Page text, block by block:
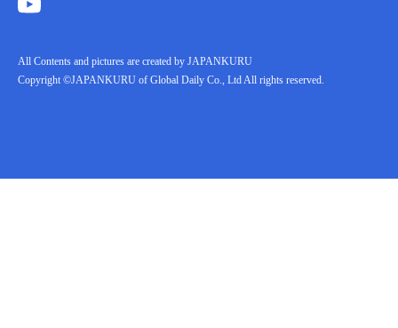
All Contents and pictures are created by JAPANKURU
Copyright ©JAPANKURU of Global Daily Co., Ltd All rights reserved.